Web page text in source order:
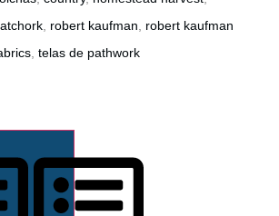
robert kaufman
robert kaufman
telas de pathwork